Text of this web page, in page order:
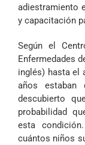
adiestramiento
y capacitación
Según el
Enfermedades
inglés) hasta el
años estaban
descubierto
probabilidad
esta
cuántos niños